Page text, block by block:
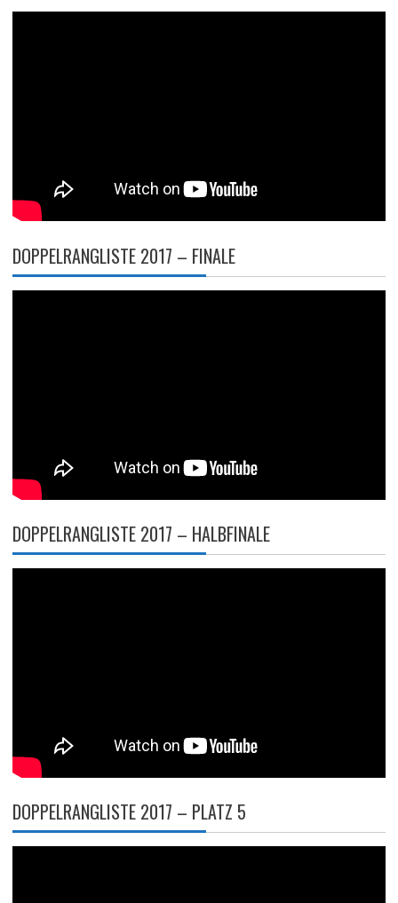
DOPPELRANGLISTE 2017 – FINALE
DOPPELRANGLISTE 2017 – HALBFINALE
DOPPELRANGLISTE 2017 – PLATZ 5